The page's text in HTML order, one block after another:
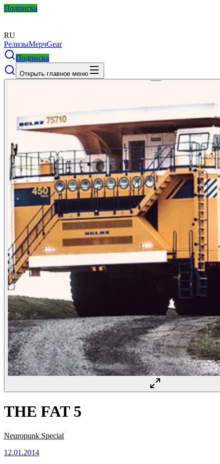
Подписка
RU
РелизыМерчGear
Подписка
Открыть главное меню
THE FAT 5
Neuropunk Special
12.01.2014